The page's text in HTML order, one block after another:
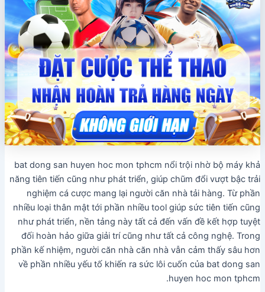
bat dong san huyen hoc mon tphcm nổi trội nhờ bộ máy khả
năng tiên tiến cũng như phát triển, giúp chũm đổi vượt bậc trải
nghiệm cá cược mang lại người căn nhà tải hàng. Từ phần
nhiều loại thân mật tới phần nhiều tool giúp sức tiên tiến cũng
như phát triển, nền tảng này tất cả đến vấn đề kết hợp tuyệt
đối hoàn hảo giữa giải trí cũng như tất cả công nghệ. Trong
phần kế nhiệm, người căn nhà căn nhà vẫn cảm thấy sâu hơn
về phần nhiều yếu tố khiến ra sức lôi cuốn của bat dong san
huyen hoc mon tphcm.